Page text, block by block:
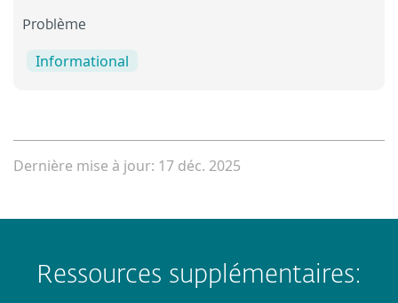
Problème
Informational
Dernière mise à jour: 17 déc. 2025
Ressources supplémentaires: